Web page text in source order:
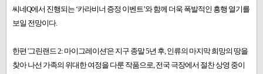
씨네Q에서 진행되는 ‘카라비너 증정 이벤트’와 함께 더욱 폭발적인 흥행 열기를
보일 전망이다.
한편 '그린랜드 2: 마이그레이션'은 지구 종말 5년 후, 인류의 마지막 희망의 땅을
찾아 나선 가족의 위대한 여정을 다룬 작품으로, 전국 극장에서 절찬 상영 중이